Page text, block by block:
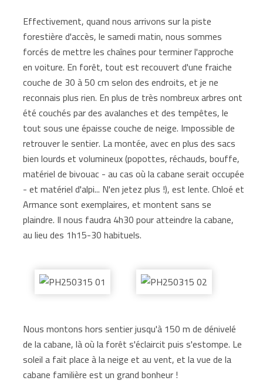
Effectivement, quand nous arrivons sur la piste
forestière d'accès, le samedi matin, nous sommes
forcés de mettre les chaînes pour terminer l'approche
en voiture. En forêt, tout est recouvert d'une fraiche
couche de 30 à 50 cm selon des endroits, et je ne
reconnais plus rien. En plus de très nombreux arbres ont
été couchés par des avalanches et des tempêtes, le
tout sous une épaisse couche de neige. Impossible de
retrouver le sentier. La montée, avec en plus des sacs
bien lourds et volumineux (popottes, réchauds, bouffe,
matériel de bivouac - au cas où la cabane serait occupée
- et matériel d'alpi... N'en jetez plus !), est lente. Chloé et
Armance sont exemplaires, et montent sans se
plaindre. Il nous faudra 4h30 pour atteindre la cabane,
au lieu des 1h15-30 habituels.
Nous montons hors sentier jusqu'à 150 m de dénivelé
de la cabane, là où la forêt s'éclaircit puis s'estompe. Le
soleil a fait place à la neige et au vent, et la vue de la
cabane familière est un grand bonheur !